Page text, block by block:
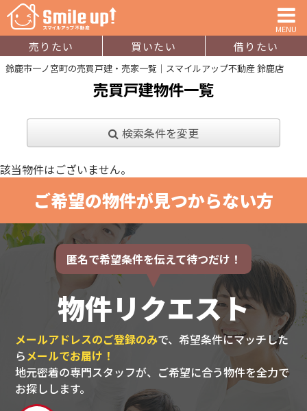
MENU
売りたい 買いたい 借りたい
鈴鹿市一ノ宮町の売買戸建・売家一覧｜スマイルアップ不動産 鈴鹿店
売買戸建物件一覧
検索条件を変更
該当物件はございません。
ご希望の物件が見つからない方
匿名で希望条件を伝えて待つだけ！
物件リクエスト
メールアドレスのご登録のみで、希望条件にマッチした
らメールでお届け！
地元密着の専門スタッフが、ご希望に合う物件を全力で
お探しします。